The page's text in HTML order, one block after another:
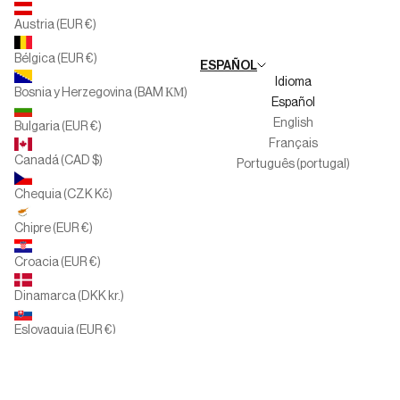
Familias Numerosas
Canal del informante
Austria (EUR €)
Bélgica (EUR €)
Bosnia y Herzegovina (BAM КМ)
Bulgaria (EUR €)
Canadá (CAD $)
Chequia (CZK Kč)
Chipre (EUR €)
Croacia (EUR €)
Dinamarca (DKK kr.)
Eslovaquia (EUR €)
ESPAÑOL
Idioma
Español
English
Français
Português (portugal)